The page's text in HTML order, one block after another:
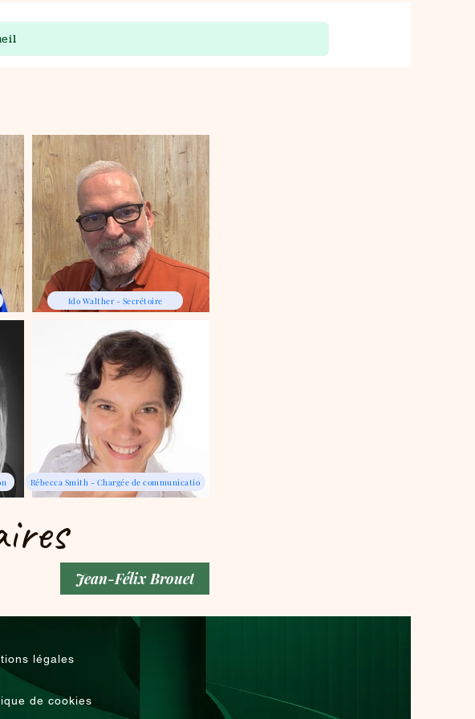
Ido Walther - Secrétoire
Rébecca Smith - Chargée de communicatio
Jean-Félix Brouet
légales
de cookies